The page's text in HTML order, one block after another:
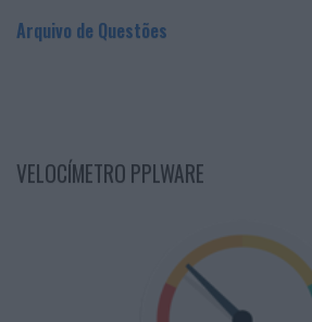
Arquivo de Questões
VELOCÍMETRO PPLWARE